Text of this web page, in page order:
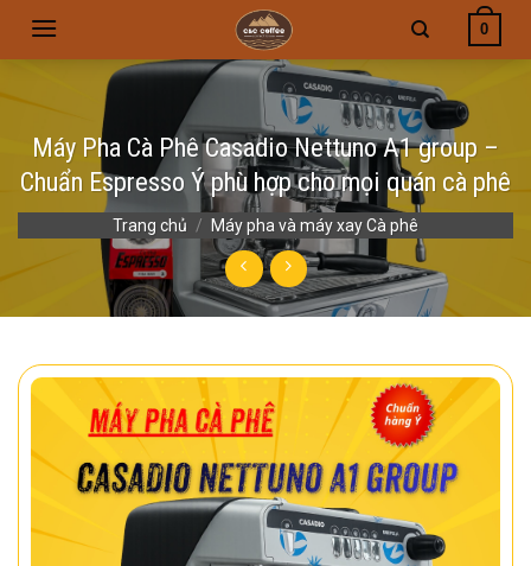
0
Máy Pha Cà Phê Casadio Nettuno A1 group –
Chuẩn Espresso Ý phù hợp cho mọi quán cà phê
Trang chủ / Máy pha và máy xay Cà phê